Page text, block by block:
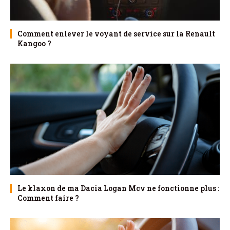
Comment enlever le voyant de service sur la Renault
Kangoo ?
Le klaxon de ma Dacia Logan Mcv ne fonctionne plus :
Comment faire ?